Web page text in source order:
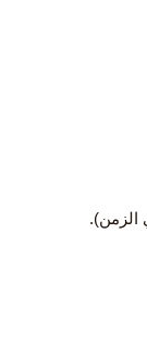
الزمن).